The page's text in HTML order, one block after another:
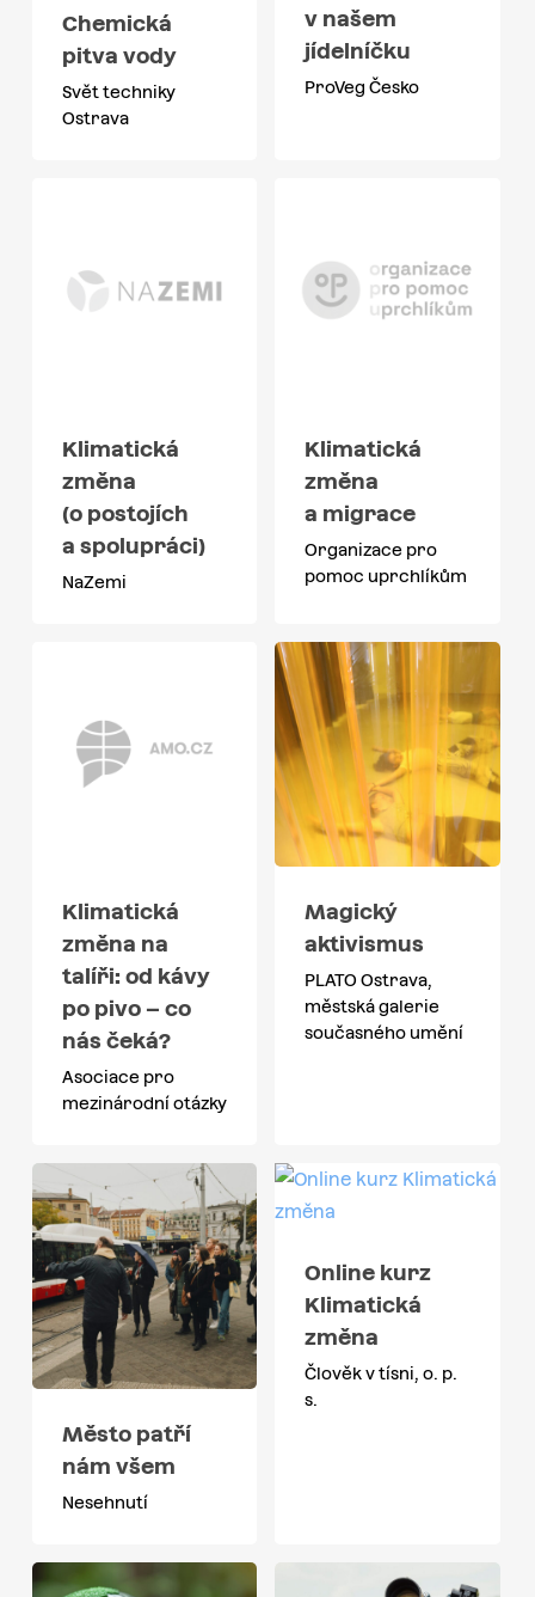
Chemická
pitva vody
Svět techniky
Ostrava
v našem
jídelníčku
ProVeg Česko
Klimatická
změna
(o postojích
a spolupráci)
NaZemi
Klimatická
změna
a migrace
Organizace pro
pomoc uprchlíkům
Klimatická
změna na
talíři: od kávy
po pivo – co
nás čeká?
Asociace pro
mezinárodní otázky
Magický
aktivismus
PLATO Ostrava,
městská galerie
současného umění
Město patří
nám všem
Nesehnutí
Online kurz
Klimatická
změna
Člověk v tísni, o. p.
s.